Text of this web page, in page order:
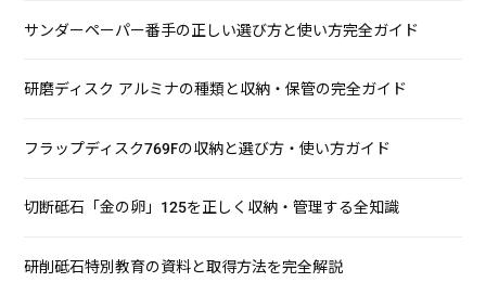
サンダーペーパー番手の正しい選び方と使い方完全ガイド
研磨ディスク アルミナの種類と収納・保管の完全ガイド
フラップディスク769Fの収納と選び方・使い方ガイド
切断砥石「金の卵」125を正しく収納・管理する全知識
研削砥石特別教育の資料と取得方法を完全解説